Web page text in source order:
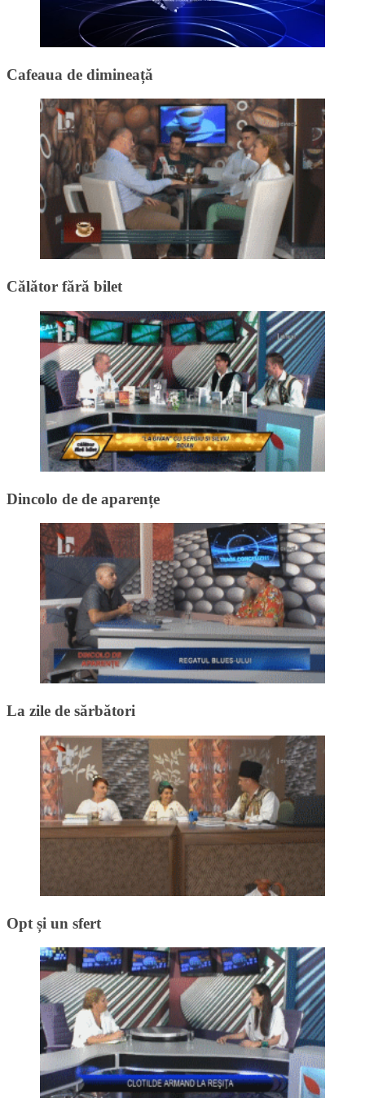
Cafeaua de dimineață
Călător fără bilet
Dincolo de de aparențe
La zile de sărbători
Opt și un sfert